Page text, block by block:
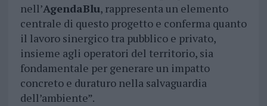
nell’AgendaBlu, rappresenta un elemento
centrale di questo progetto e conferma quanto
il lavoro sinergico tra pubblico e privato,
insieme agli operatori del territorio, sia
fondamentale per generare un impatto
concreto e duraturo nella salvaguardia
dell’ambiente”.